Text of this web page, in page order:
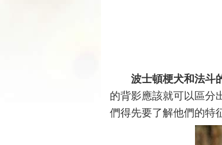
波士頓梗犬和法斗
的背影應該就可以區分
們得先要了解他們的特